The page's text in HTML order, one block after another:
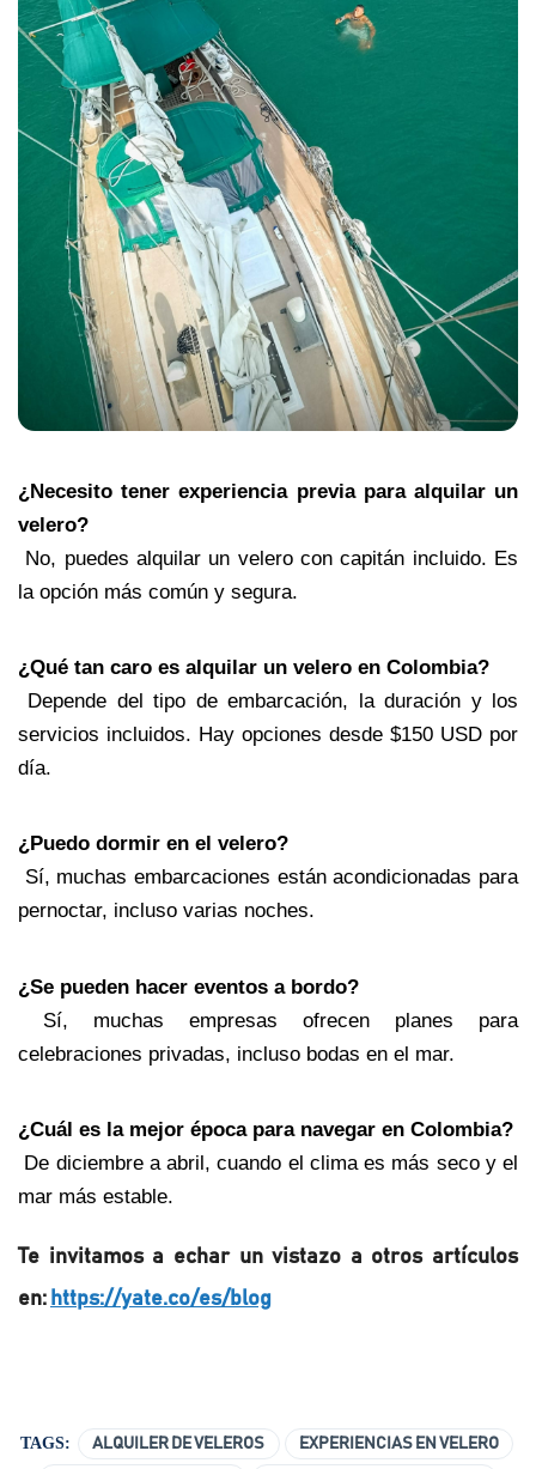
¿Necesito tener experiencia previa para alquilar un
velero?
la opción más común y segura.
¿Qué tan caro es alquilar un velero en Colombia?
servicios incluidos. Hay opciones desde $150 USD por
día.
¿Puedo dormir en el velero?
pernoctar, incluso varias noches.
¿Se pueden hacer eventos a bordo?
celebraciones privadas, incluso bodas en el mar.
¿Cuál es la mejor época para navegar en Colombia?
mar más estable.
Te invitamos a echar un vistazo a otros artículos
en: https://yate.co/es/blog
TAGS: ALQUILER DE VELEROS EXPERIENCIAS EN VELERO